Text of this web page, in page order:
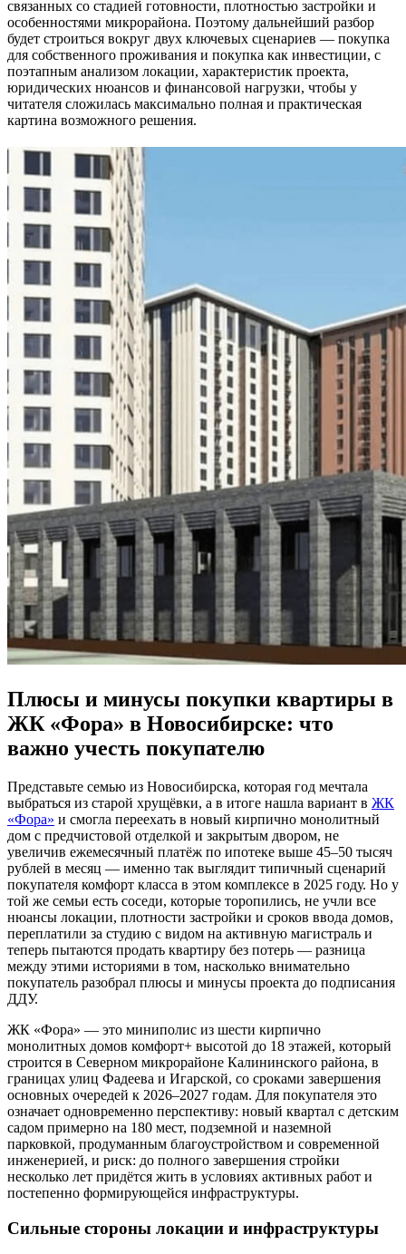
связанных со стадией готовности, плотностью застройки и
особенностями микрорайона. Поэтому дальнейший разбор
будет строиться вокруг двух ключевых сценариев — покупка
для собственного проживания и покупка как инвестиции, с
поэтапным анализом локации, характеристик проекта,
юридических нюансов и финансовой нагрузки, чтобы у
читателя сложилась максимально полная и практическая
картина возможного решения.
Плюсы и минусы покупки квартиры в
ЖК «Фора» в Новосибирске: что
важно учесть покупателю
Представьте семью из Новосибирска, которая год мечтала
выбраться из старой хрущёвки, а в итоге нашла вариант в ЖК
«Фора» и смогла переехать в новый кирпично монолитный
дом с предчистовой отделкой и закрытым двором, не
увеличив ежемесячный платёж по ипотеке выше 45–50 тысяч
рублей в месяц — именно так выглядит типичный сценарий
покупателя комфорт класса в этом комплексе в 2025 году. Но у
той же семьи есть соседи, которые торопились, не учли все
нюансы локации, плотности застройки и сроков ввода домов,
переплатили за студию с видом на активную магистраль и
теперь пытаются продать квартиру без потерь — разница
между этими историями в том, насколько внимательно
покупатель разобрал плюсы и минусы проекта до подписания
ДДУ.
ЖК «Фора» — это миниполис из шести кирпично
монолитных домов комфорт+ высотой до 18 этажей, который
строится в Северном микрорайоне Калининского района, в
границах улиц Фадеева и Игарской, со сроками завершения
основных очередей к 2026–2027 годам. Для покупателя это
означает одновременно перспективу: новый квартал с детским
садом примерно на 180 мест, подземной и наземной
парковкой, продуманным благоустройством и современной
инженерией, и риск: до полного завершения стройки
несколько лет придётся жить в условиях активных работ и
постепенно формирующейся инфраструктуры.
Сильные стороны локации и инфраструктуры